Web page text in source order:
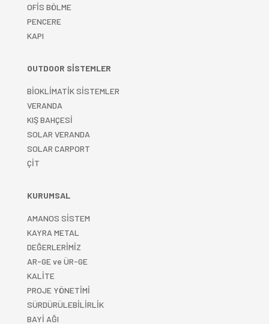
OFİS BÖLME
PENCERE
KAPI
OUTDOOR SİSTEMLER
BİOKLİMATİK SİSTEMLER
VERANDA
KIŞ BAHÇESİ
SOLAR VERANDA
SOLAR CARPORT
ÇİT
KURUMSAL
AMANOS SİSTEM
KAYRA METAL
DEĞERLERİMİZ
AR-GE ve ÜR-GE
KALİTE
PROJE YÖNETİMİ
SÜRDÜRÜLEBİLİRLİK
BAYİ AĞI